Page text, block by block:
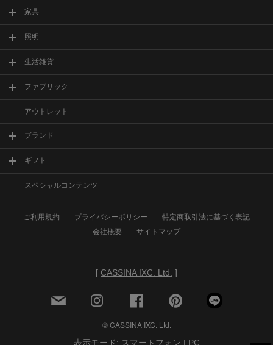
家具
照明
生活雑貨
ファブリック
アウトレット
ブランド
ギフト
スペシャルコンテンツ
ご利用規約 プライバシーポリシー
特定商取引法に基づく表記
会社概要
サイトマップ
[ CASSINA IXC. Ltd. ]
© CASSINA IXC. Ltd.
表示モード: スマートフォン | PC